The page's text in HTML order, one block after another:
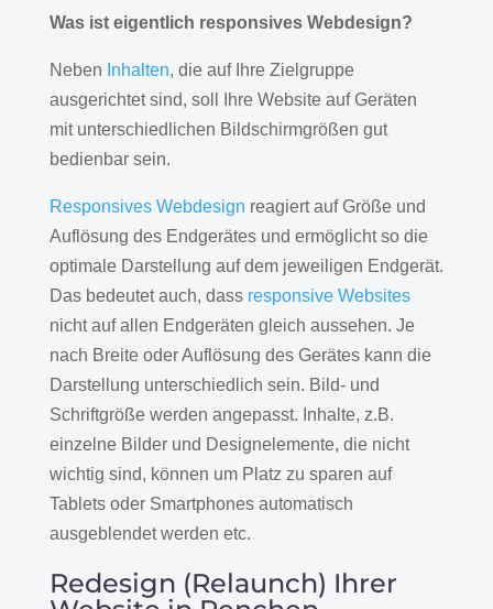
Was ist eigentlich responsives Webdesign?
Neben Inhalten, die auf Ihre Zielgruppe
ausgerichtet sind, soll Ihre Website auf Geräten
mit unterschiedlichen Bildschirmgrößen gut
bedienbar sein.
Responsives Webdesign reagiert auf Größe und
Auflösung des Endgerätes und ermöglicht so die
optimale Darstellung auf dem jeweiligen Endgerät.
Das bedeutet auch, dass responsive Websites
nicht auf allen Endgeräten gleich aussehen. Je
nach Breite oder Auflösung des Gerätes kann die
Darstellung unterschiedlich sein. Bild- und
Schriftgröße werden angepasst. Inhalte, z.B.
einzelne Bilder und Designelemente, die nicht
wichtig sind, können um Platz zu sparen auf
Tablets oder Smartphones automatisch
ausgeblendet werden etc.
Redesign (Relaunch) Ihrer